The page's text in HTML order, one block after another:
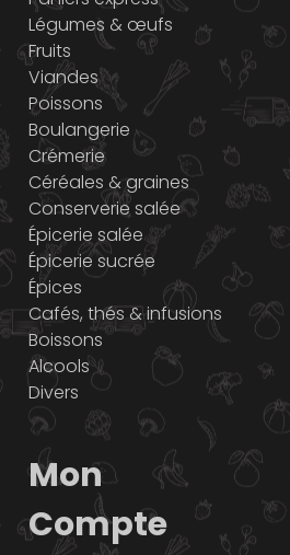
Légumes & œufs
Fruits
Viandes
Poissons
Boulangerie
Crémerie
Céréales & graines
Conserverie salée
Épicerie salée
Épicerie sucrée
Épices
Cafés, thés & infusions
Boissons
Alcools
Divers
Mon
Compte